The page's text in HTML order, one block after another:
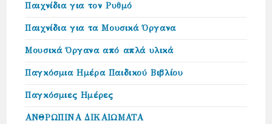
Παιχνίδια για τον Ρυθμό
Παιχνίδια για τα Μουσικά Όργανα
Μουσικά Όργανα από απλά υλικά
Παγκόσμια Ημέρα Παιδικού Βιβλίου
Παγκόσμιες Ημέρες
ΑΝΘΡΩΠΙΝΑ ΔΙΚΑΙΩΜΑΤΑ